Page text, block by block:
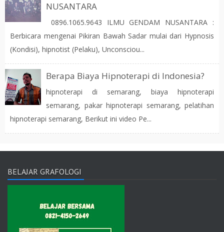
NUSANTARA
0896.1065.9643 ILMU GENDAM NUSANTARA :
Berbicara mengenai Pikiran Bawah Sadar mulai dari Hypnosis
(Kondisi), hipnotist (Pelaku), Unconsciou...
Berapa Biaya Hipnoterapi di Indonesia?
hipnoterapi di semarang, biaya hipnoterapi
semarang, pakar hipnoterapi semarang, pelatihan
hipnoterapi semarang, Berikut ini video Pe...
BELAJAR GRAFOLOGI